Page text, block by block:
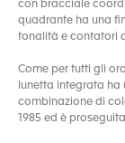
con bracciale
quadrante ha una
tonalità e contatori
Come per tutti gli
lunetta integrata ha
combinazione di
1985 ed è